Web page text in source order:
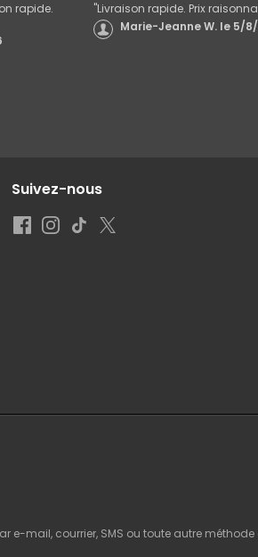
rapide.
"Livraison rapide. Prix
Marie-Jeanne W. le 5/8/
Suivez-nous
e-mail, courrier, SMS ou toute autre